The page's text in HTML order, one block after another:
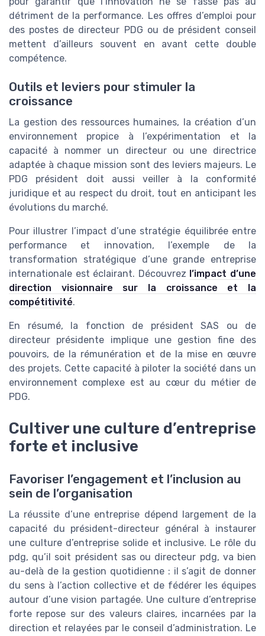
détriment de la performance. Les offres d’emploi pour
des postes de directeur PDG ou de président conseil
mettent d’ailleurs souvent en avant cette double
compétence.
Outils et leviers pour stimuler la
croissance
La gestion des ressources humaines, la création d’un
environnement propice à l’expérimentation et la
capacité à nommer un directeur ou une directrice
adaptée à chaque mission sont des leviers majeurs. Le
PDG président doit aussi veiller à la conformité
juridique et au respect du droit, tout en anticipant les
évolutions du marché.
Pour illustrer l’impact d’une stratégie équilibrée entre
performance et innovation, l’exemple de la
transformation stratégique d’une grande entreprise
internationale est éclairant. Découvrez l’impact d’une
direction visionnaire sur la croissance et la
compétitivité.
En résumé, la fonction de président SAS ou de
directeur présidente implique une gestion fine des
pouvoirs, de la rémunération et de la mise en œuvre
des projets. Cette capacité à piloter la société dans un
environnement complexe est au cœur du métier de
PDG.
Cultiver une culture d’entreprise
forte et inclusive
Favoriser l’engagement et l’inclusion au
sein de l’organisation
La réussite d’une entreprise dépend largement de la
capacité du président-directeur général à instaurer
une culture d’entreprise solide et inclusive. Le rôle du
pdg, qu’il soit président sas ou directeur pdg, va bien
au-delà de la gestion quotidienne : il s’agit de donner
du sens à l’action collective et de fédérer les équipes
autour d’une vision partagée. Une culture d’entreprise
forte repose sur des valeurs claires, incarnées par la
direction et relayées par le conseil d’administration. Le